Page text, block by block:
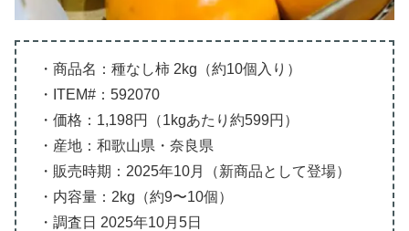
・商品名：種なし柿 2kg（約10個入り）
・ITEM#：592070
・価格：1,198円（1kgあたり約599円）
・産地：和歌山県・奈良県
・販売時期：2025年10月（新商品として登場）
・内容量：2kg（約9〜10個）
・調査日 2025年10月5日